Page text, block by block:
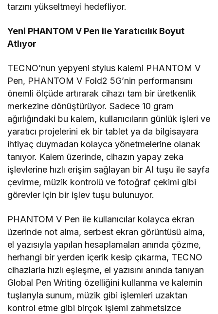
tarzını yükseltmeyi hedefliyor.
Yeni PHANTOM V Pen ile Yaratıcılık Boyut
Atlıyor
TECNO’nun yepyeni stylus kalemi PHANTOM V
Pen, PHANTOM V Fold2 5G’nin performansını
önemli ölçüde artırarak cihazı tam bir üretkenlik
merkezine dönüştürüyor. Sadece 10 gram
ağırlığındaki bu kalem, kullanıcıların günlük işleri ve
yaratıcı projelerini ek bir tablet ya da bilgisayara
ihtiyaç duymadan kolayca yönetmelerine olanak
tanıyor. Kalem üzerinde, cihazın yapay zeka
işlevlerine hızlı erişim sağlayan bir AI tuşu ile sayfa
çevirme, müzik kontrolü ve fotoğraf çekimi gibi
görevler için bir işlev tuşu bulunuyor.
PHANTOM V Pen ile kullanıcılar kolayca ekran
üzerinde not alma, serbest ekran görüntüsü alma,
el yazısıyla yapılan hesaplamaları anında çözme,
herhangi bir yerden içerik kesip çıkarma, TECNO
cihazlarla hızlı eşleşme, el yazısını anında tanıyan
Global Pen Writing özelliğini kullanma ve kalemin
tuşlarıyla sunum, müzik gibi işlemleri uzaktan
kontrol etme gibi birçok işlemi zahmetsizce